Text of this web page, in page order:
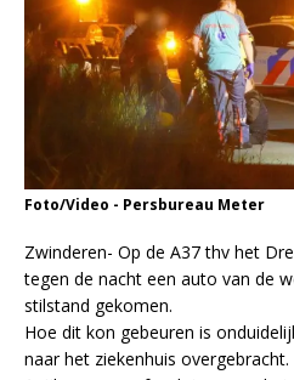
Foto/Video - Persbureau Meter
Zwinderen- Op de A37 thv het
tegen de nacht een auto van de
stilstand gekomen.
Hoe dit kon gebeuren is
naar het ziekenhuis overgebracht.